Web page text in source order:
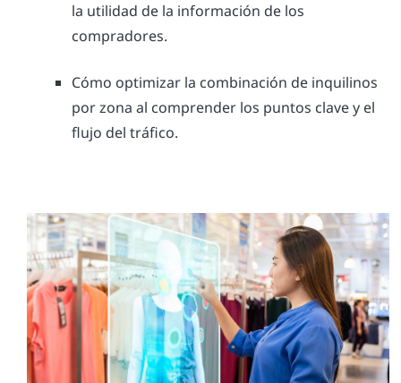
la utilidad de la información de los
compradores.
Cómo optimizar la combinación de inquilinos
por zona al comprender los puntos clave y el
flujo del tráfico.